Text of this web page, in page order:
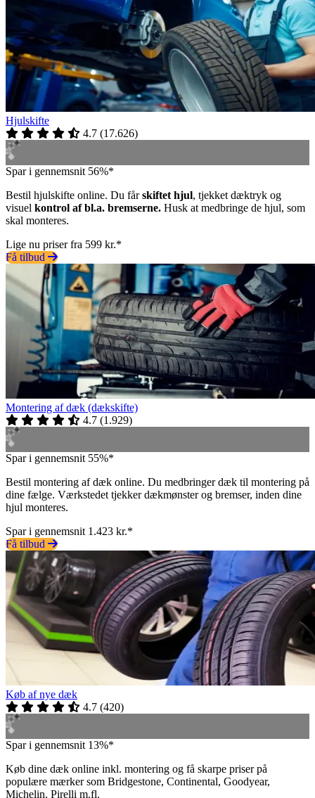
Hjulskifte
4.7 (17.626)
Spar i gennemsnit 56%*
Bestil hjulskifte online. Du fårskiftet hjul, tjekket dæktryk og
visuel kontrol af bl.a. bremserne. Husk at medbringe de hjul, som
skal monteres.
Lige nu priser fra 599 kr.*
Få tilbud
Montering af dæk (dækskifte)
4.7 (1.929)
Spar i gennemsnit 55%*
Bestil montering af dæk online. Du medbringer dæk til montering på
dine fælge. Værkstedet tjekker dækmønster og bremser, inden dine
hjul monteres.
Spar i gennemsnit 1.423 kr.*
Få tilbud
Køb af nye dæk
4.7 (420)
Spar i gennemsnit 13%*
Køb dine dæk online inkl. montering og få skarpe priser på
populære mærker som Bridgestone, Continental, Goodyear,
Michelin, Pirelli m.fl.